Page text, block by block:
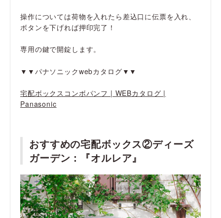
操作については荷物を入れたら差込口に伝票を入れ、
ボタンを下げれば押印完了！
専用の鍵で開錠します。
▼▼パナソニックwebカタログ▼▼
宅配ボックスコンボパンフ | WEBカタログ |
Panasonic
おすすめの宅配ボックス②ディーズ
ガーデン：『オルレア』